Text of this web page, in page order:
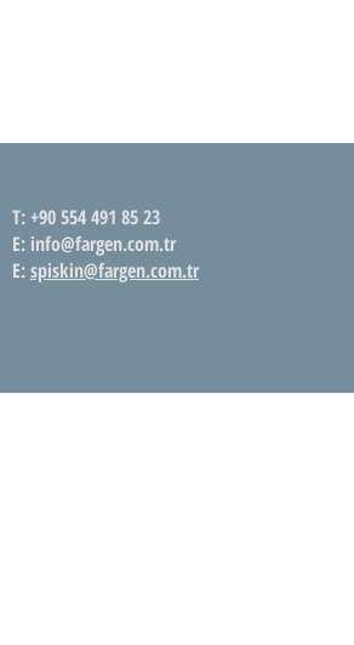
T: +90 554 491 85 23
E: info@fargen.com.tr
E:spiskin@fargen.com.tr